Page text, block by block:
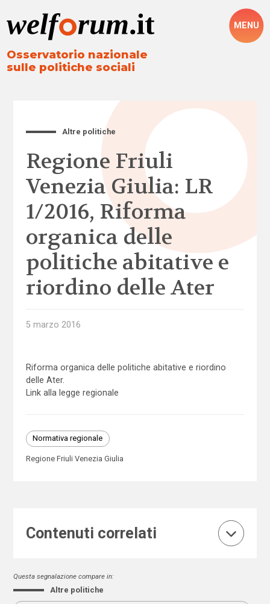
Osservatorio nazionale
sulle politiche sociali
MENU
Altre politiche
Regione Friuli
Venezia Giulia: LR
1/2016, Riforma
organica delle
politiche abitative e
riordino delle Ater
5 marzo 2016
Riforma organica delle politiche abitative e riordino
delle Ater.
Link alla legge regionale
Normativa regionale
Regione Friuli Venezia Giulia
Contenuti correlati
Questa segnalazione compare in:
Altre politiche